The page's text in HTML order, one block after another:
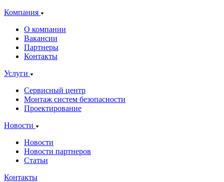
Компания
О компании
Вакансии
Партнеры
Контакты
Услуги
Сервисный центр
Монтаж систем безопасности
Проектирование
Новости
Новости
Новости партнеров
Статьи
Контакты